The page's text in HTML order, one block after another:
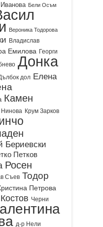
Бели Осъм
Вероника Тодорова
Владислав
Емилова Георги
Донка
дол Елена
Камен
Крум Зарков
Бериевски
Петков
Росен
Съев Тодор
Петрова
Черни
д-р Нели